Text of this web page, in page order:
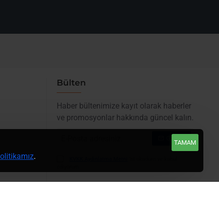
.
TAMAM
İçin 30 Watt Maksimum
olarak farklılık gösterebilir.
90 Watt (Opsiyonel)
120 Watt
Bülten
Haber bültenimize kayıt olarak haberler
ve promosyonlar hakkında güncel kalın.